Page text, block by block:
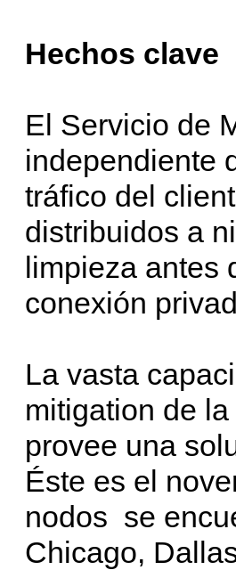
Hechos clave
El Servicio de
independiente
tráfico del
distribuidos a
limpieza antes
conexión
La vasta
mitigation de
provee una
Éste es el
nodos se
Chicago,